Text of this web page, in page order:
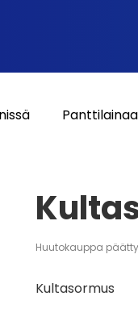
Huutokauppa
Kultasormus